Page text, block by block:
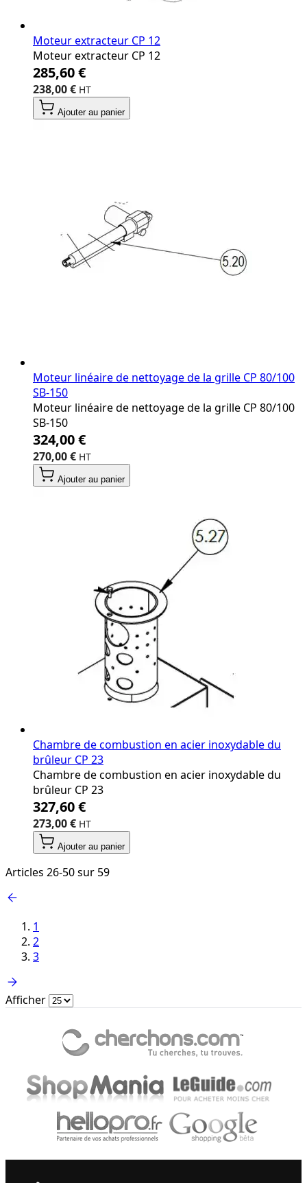
Moteur extracteur CP 12
Moteur extracteur CP 12
285,60 €
238,00 €
Ajouter au panier
Moteur linéaire de nettoyage de la grille CP 80/100
SB‐150
Moteur linéaire de nettoyage de la grille CP 80/100
SB‐150
324,00 €
270,00 €
Ajouter au panier
Chambre de combustion en acier inoxydable du
brûleur CP 23
Chambre de combustion en acier inoxydable du
brûleur CP 23
327,60 €
273,00 €
Ajouter au panier
Articles 26-50sur 59
1
2
3
Afficher